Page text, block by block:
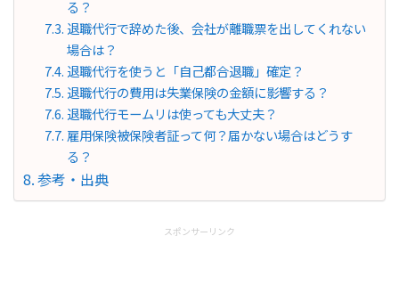
る？
退職代行で辞めた後、会社が離職票を出してくれない
場合は？
退職代行を使うと「自己都合退職」確定？
退職代行の費用は失業保険の金額に影響する？
退職代行モームリは使っても大丈夫？
雇用保険被保険者証って何？届かない場合はどうす
る？
参考・出典
スポンサーリンク